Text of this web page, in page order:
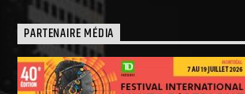
PARTENAIRE MÉDIA